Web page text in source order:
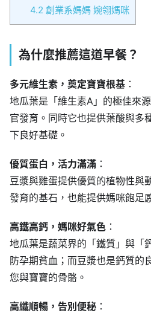
4.2 創業系媽媽 婉翎媽咪
為什麼推薦這道早餐？
多元維生素，奠定寶寶根基 ：
地瓜葉是「維生素A」的極佳來
官發育。同時它也提供葉酸與多
下良好基礎。
優質蛋白，活力滿滿 ：
豆漿與雞蛋提供優質的植物性與
發育的基石，也能提供媽咪飽足
高鐵高鈣，媽咪好氣色 ：
地瓜葉是蔬菜界的「鐵質」與「
防孕期貧血；而豆漿也是鈣質的
您與寶寶的骨骼。
高纖順暢，告別便秘 ：